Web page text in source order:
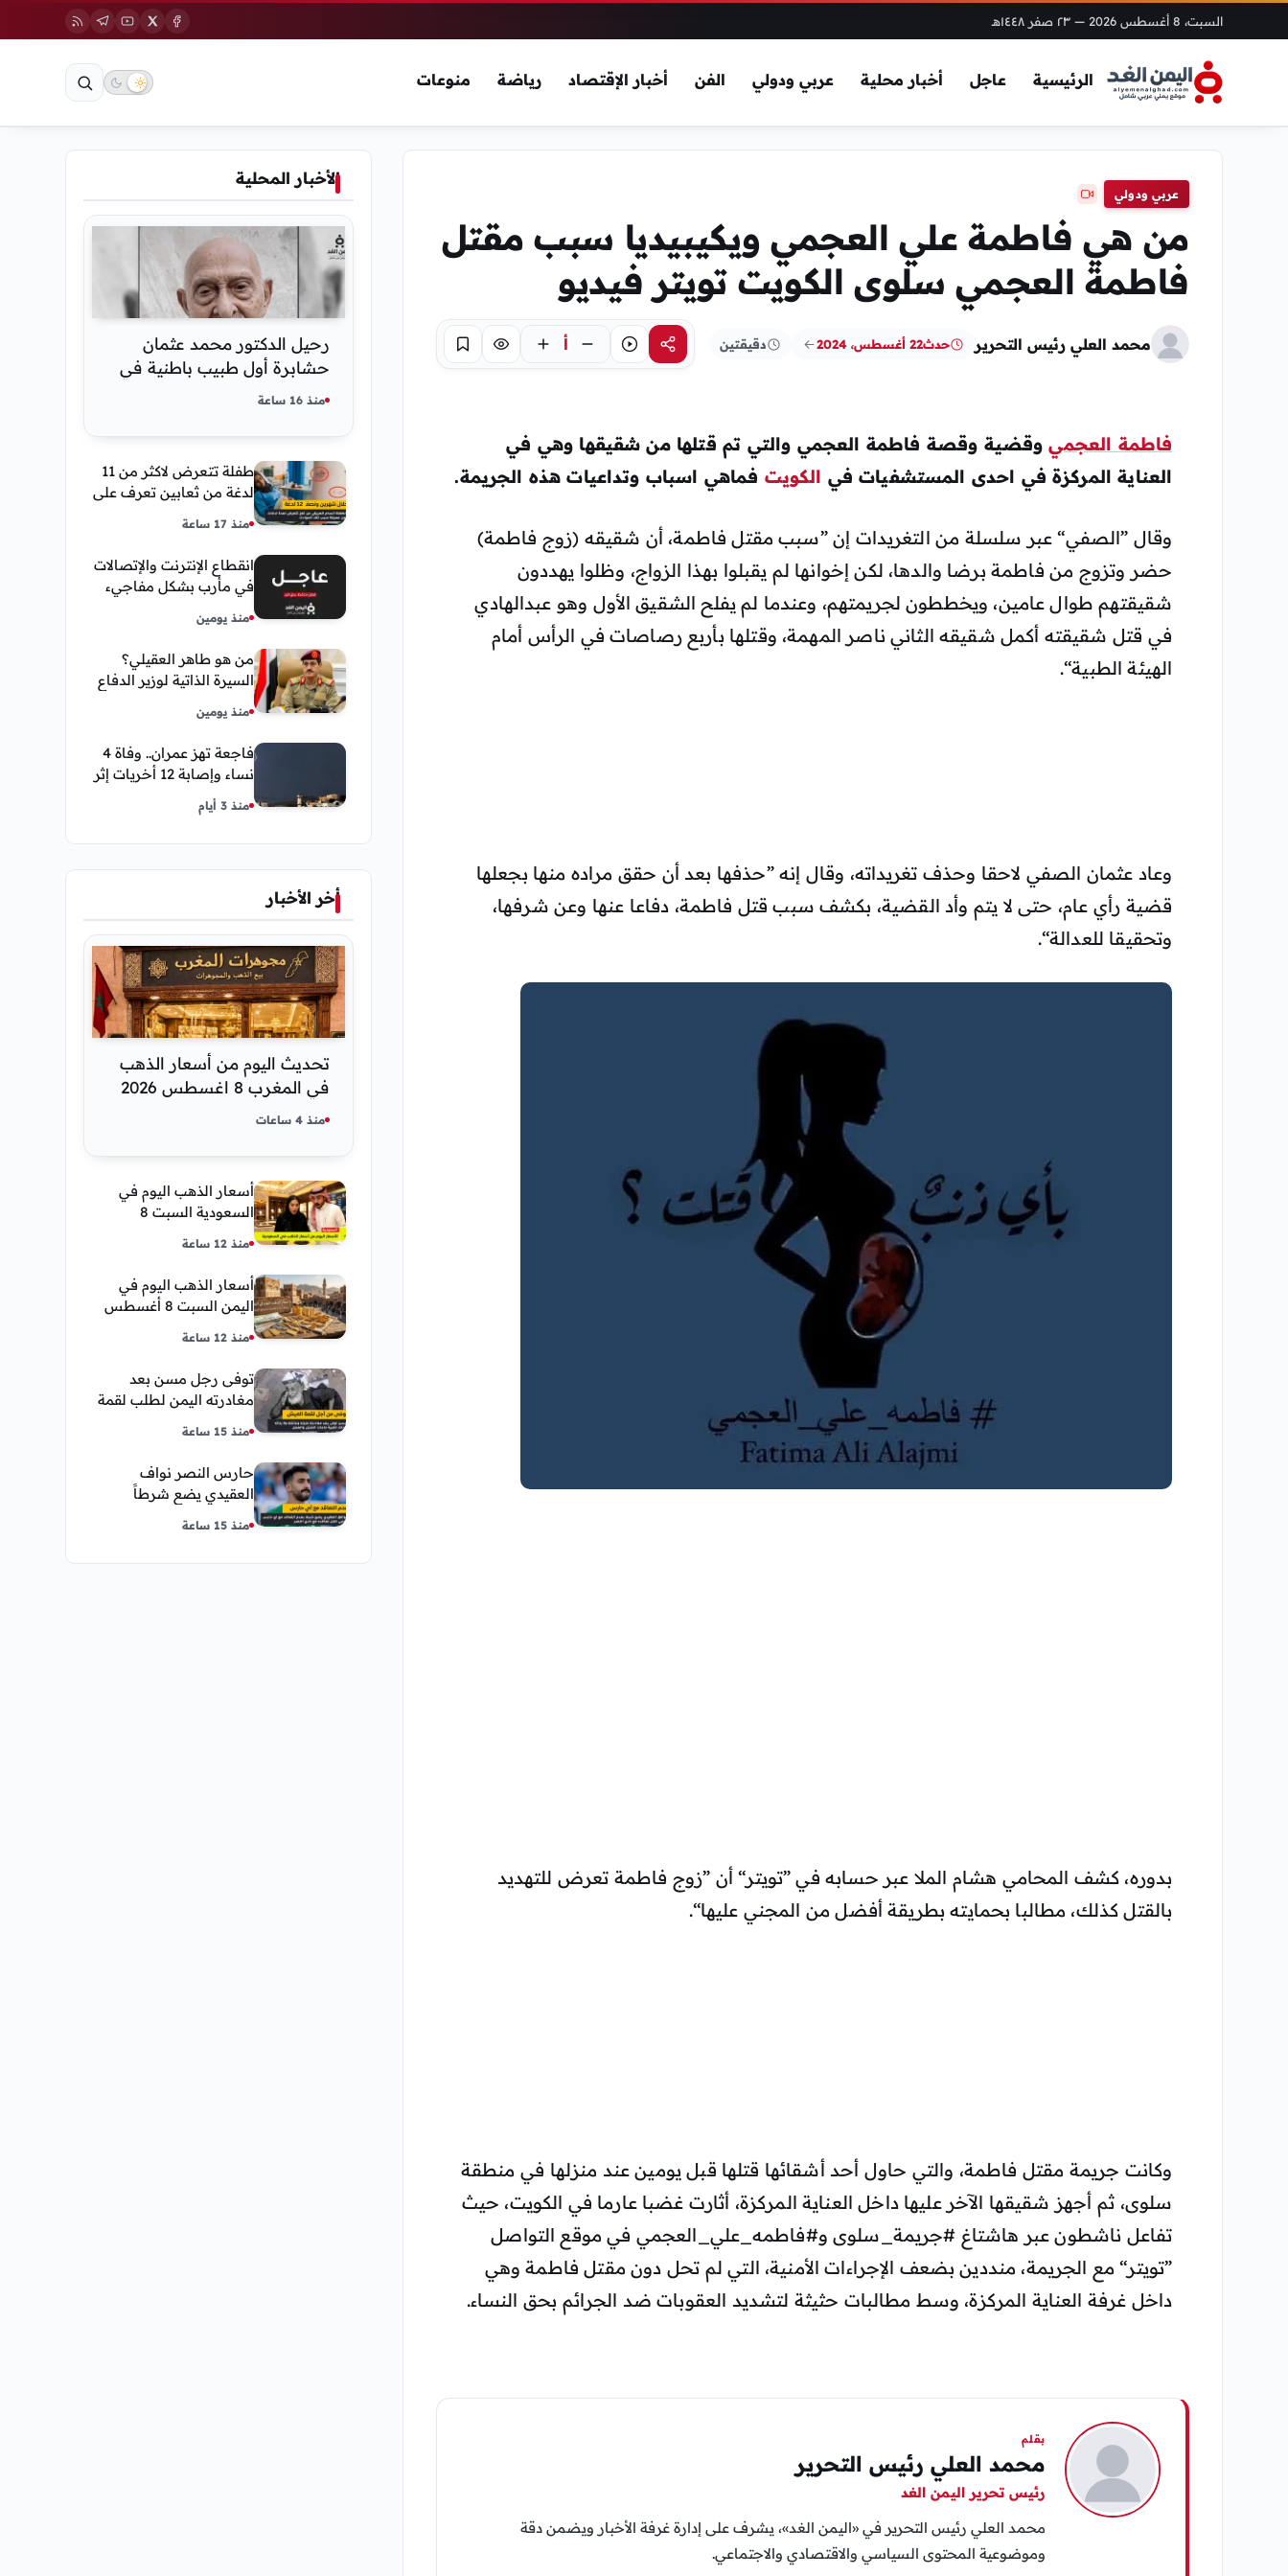
السبت، 8 أغسطس 2026 — ٢٣ صفر ١٤٤٨هـ
الرئيسية عاجل أخبار محلية عربي ودولي الفن أخبار الإقتصاد رياضة منوعات
عربي ودولي
من هي فاطمة علي العجمي ويكيبيديا سبب مقتل
فاطمة العجمي سلوى الكويت تويتر فيديو
محمد العلي رئيس التحرير حدث22 أغسطس، 2024 دقيقتين مشاركةاستماع أ تركيز حفظ
فاطمة العجميوقضية وقصة فاطمة العجمي والتي تم قتلها من شقيقها وهي في
العناية المركزة في احدى المستشفيات في الكويت فماهي اسباب وتداعيات هذه الجريمة.
وقال ”الصفي“ عبر سلسلة من التغريدات إن ”سبب مقتل فاطمة، أن شقيقه (زوج فاطمة)
حضر وتزوج من فاطمة برضا والدها، لكن إخوانها لم يقبلوا بهذا الزواج، وظلوا يهددون
شقيقتهم طوال عامين، ويخططون لجريمتهم، وعندما لم يفلح الشقيق الأول وهو عبدالهادي
في قتل شقيقته أكمل شقيقه الثاني ناصر المهمة، وقتلها بأربع رصاصات في الرأس أمام
الهيئة الطبية“.
وعاد عثمان الصفي لاحقا وحذف تغريداته، وقال إنه ”حذفها بعد أن حقق مراده منها بجعلها
قضية رأي عام، حتى لا يتم وأد القضية، بكشف سبب قتل فاطمة، دفاعا عنها وعن شرفها،
وتحقيقا للعدالة“.
بدوره، كشف المحامي هشام الملا عبر حسابه في ”تويتر“ أن ”زوج فاطمة تعرض للتهديد
بالقتل كذلك، مطالبا بحمايته بطريقة أفضل من المجني عليها“.
وكانت جريمة مقتل فاطمة، والتي حاول أحد أشقائها قتلها قبل يومين عند منزلها في منطقة
سلوى، ثم أجهز شقيقها الآخر عليها داخل العناية المركزة، أثارت غضبا عارما في الكويت، حيث
تفاعل ناشطون عبر هاشتاغ #جريمة_سلوى و#فاطمه_علي_العجمي في موقع التواصل
”تويتر“ مع الجريمة، منددين بضعف الإجراءات الأمنية، التي لم تحل دون مقتل فاطمة وهي
داخل غرفة العناية المركزة، وسط مطالبات حثيثة لتشديد العقوبات ضد الجرائم بحق النساء.
بقلم
محمد العلي رئيس التحرير
رئيس تحرير اليمن الغد
محمد العلي رئيس التحرير في «اليمن الغد»، يشرف على إدارة غرفة الأخبار ويضمن دقة
وموضوعية المحتوى السياسي والاقتصادي والاجتماعي.
الأخبار المحلية
رحيل الدكتور محمد عثمان
حشابرة أول طبيب باطنية في
الحديدة
منذ 16 ساعة
طفلة تتعرض لاكثر من 11
لدغة من ثعابين تعرف على
العريقي
منذ 17 ساعة
انقطاع الإنترنت والإتصالات
في مأرب بشكل مفاجيء
منذ يومين
من هو طاهر العقيلي؟
السيرة الذاتية لوزير الدفاع
مناصبه
منذ يومين
فاجعة تهز عمران.. وفاة 4
نساء وإصابة 12 أخريات إثر
صاعقة رعدية خلال مناسبة
اجتماعية
منذ 3 أيام
أخر الأخبار
تحديث اليوم من أسعار الذهب
في المغرب 8 اغسطس 2026
كم عسر الجنية الذهب
منذ 4 ساعات
أسعار الذهب اليوم في
السعودية السبت 8
مباشر
منذ 12 ساعة
أسعار الذهب اليوم في
اليمن السبت 8 أغسطس
وعدن
منذ 12 ساعة
توفى رجل مسن بعد
مغادرته اليمن لطلب لقمة
يقدمها لإبنته
منذ 15 ساعة
حارس النصر نواف
العقيدي يضع شرطاً
النادي
منذ 15 ساعة